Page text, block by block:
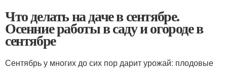
Что делать на даче в сентябре.
Осенние работы в саду и огороде в
сентябре
Сентябрь у многих до сих пор дарит урожай: плодовые